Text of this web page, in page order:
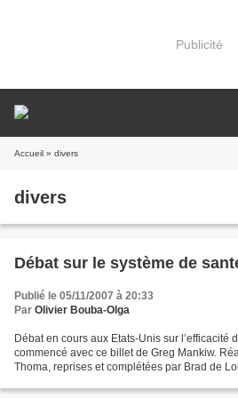
Publicité
Accueil » divers
divers
Débat sur le système de
Publié le 05/11/2007 à 20:33
Par Olivier Bouba-Olga
Débat en cours aux Etats-Unis sur l’efficacité
commencé avec ce billet de Greg Mankiw.
Thoma, reprises et complétées par Brad de